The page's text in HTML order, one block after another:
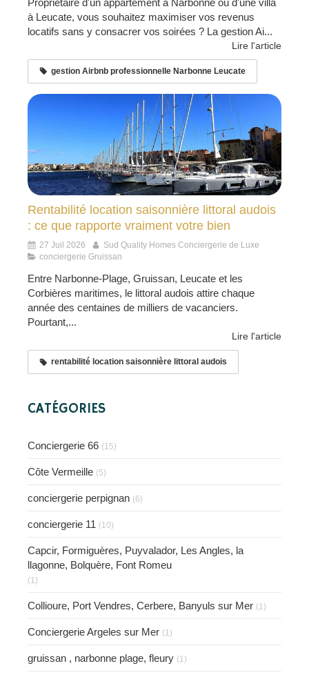
à Leucate, vous souhaitez maximiser vos revenus
locatifs sans y consacrer vos soirées ? La gestion Ai...
Lire l'article
gestion Airbnb professionnelle Narbonne Leucate
Rentabilité location saisonnière littoral audois
: ce que rapporte vraiment votre bien
27 Juil 2026
Sud Quality Homes Conciergerie de Luxe
conciergerie Gruissan
Entre Narbonne-Plage, Gruissan, Leucate et les
Corbières maritimes, le littoral audois attire chaque
année des centaines de milliers de vacanciers.
Pourtant,...
Lire l'article
rentabilité location saisonnière littoral audois
CATÉGORIES
Conciergerie 66 (15)
Côte Vermeille (5)
conciergerie perpignan (6)
conciergerie 11 (10)
Capcir, Formiguères, Puyvalador, Les Angles, la
llagonne, Bolquère, Font Romeu
(1)
Collioure, Port Vendres, Cerbere, Banyuls sur Mer (1)
Conciergerie Argeles sur Mer (1)
gruissan , narbonne plage, fleury (1)